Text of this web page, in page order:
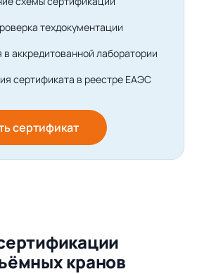
техдокументации
аккредитованной лаборатории
сертификата в реестре ЕАЭС
сертификат
кранов